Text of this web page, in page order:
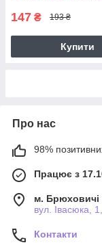
147 ₴ 193 ₴
Купити
Про нас
98%
Працює з
м. Брюховичі
вул. Івасюка,
Контакти